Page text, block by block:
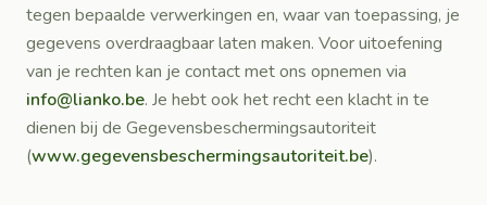
tegen bepaalde verwerkingen en, waar van toepassing, je
gegevens overdraagbaar laten maken. Voor uitoefening
van je rechten kan je contact met ons opnemen via
info@lianko.be. Je hebt ook het recht een klacht in te
dienen bij de Gegevensbeschermingsautoriteit
(www.gegevensbeschermingsautoriteit.be).